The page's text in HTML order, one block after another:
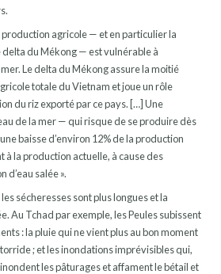
agricole — et en particulier la
du Mékong — est vulnérable à
Le delta du Mékong assure la moitié
totale du Vietnam et joue un rôle
du riz exporté par ce pays. […] Une
de la mer — qui risque de se produire dès
baisse d’environ 12% de la production
la production actuelle, à cause des
d’eau salée ».
sécheresses sont plus longues et la
Au Tchad par exemple, les Peules subissent
: la pluie qui ne vient plus au bon moment
; et les inondations imprévisibles qui,
les pâturages et affament le bétail et